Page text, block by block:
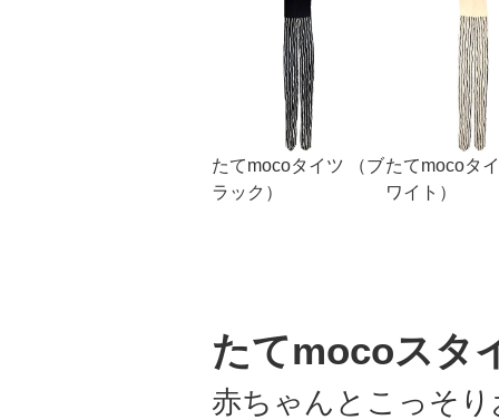
たてmocoタイツ （ブ
ラック）
たてmocoタ
ワイト）
たてmocoスタ
赤ちゃんとこっそ